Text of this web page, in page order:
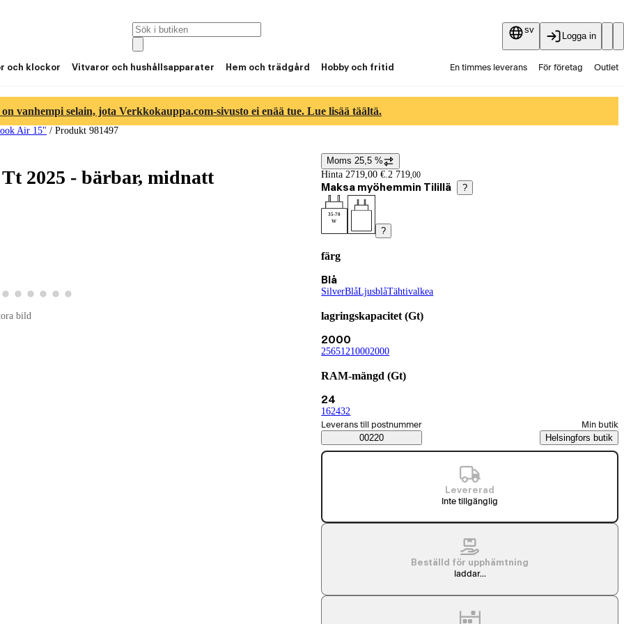
sv
Logga in
och klockor Vitvaror och hushållsapparater Hem och trädgård Hobby och fritid En timmes leverans För företag Outlet
on vanhempi selain, jota Verkkokauppa.com-sivusto ei enää tue. Lue lisää täältä.
Air 15" / Produkt 981497
2025 - bärbar, midnatt
4 5
produktbild 6
Visa produktbild 7
Visa produktbild 8
Visa produktbild 9
Visa produktbild 10
Visa produktbild 11
Visa produktbild 12
bild
Prisinformation
Moms 25,5 %
Hinta 2719,00 €. 2 719,00
Maksa myöhemmin Tilillä ?
35-70
W
?
färg
Nuvarande val Blå
Blå
Silver(färg)
Blå(färg)
Ljusblå(färg)
Tähtivalkea
lagringskapacitet (Gt)
Nuvarande val 2000
2000
256(lagringskapacitet (Gt)
512(lagringskapacitet (Gt)
1000(lagringskapacitet (Gt)
2000
RAM-mängd (Gt)
Nuvarande val 24
24
16(RAM-mängd (Gt)
24(RAM-mängd (Gt)
32
Saatavuustiedot
Välj beställningssätt
Leverans till postnummer
00220
Min butik
Helsingfors butik
Levererad
Inte tillgänglig
Beställd för upphämtning
laddar...